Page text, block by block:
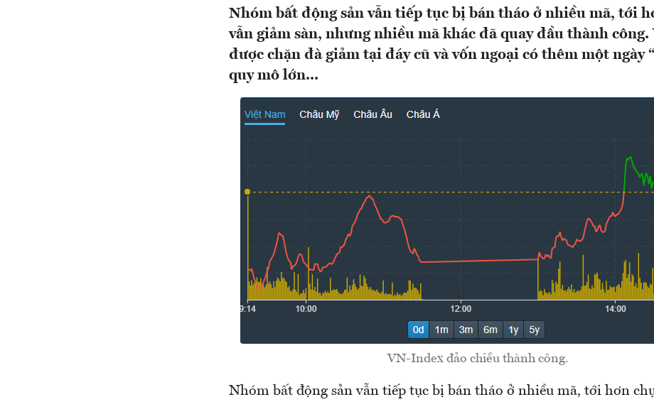
Nhóm bất động sản vẫn tiếp tục bị bán tháo ở nhiều mã, tới
vẫn giảm sàn, nhưng nhiều mã khác đã quay đầu thành
được chặn đà giảm tại đáy cũ và vốn ngoại có thêm một ngày
quy mô lớn...
VN-Index đảo chiều thành công.
Nhóm bất động sản vẫn tiếp tục bị bán tháo ở nhiều mã, tới hơn